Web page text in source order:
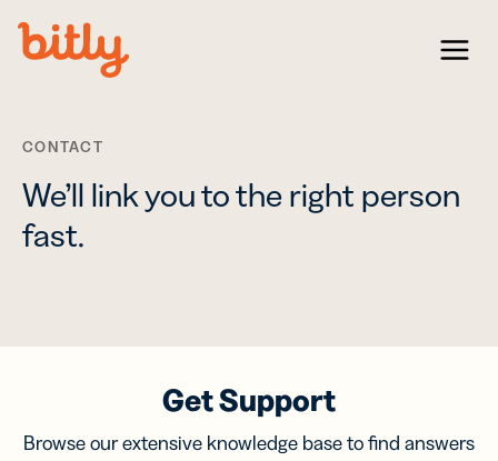
Menu
CONTACT
We’ll link you to the right person
fast.
Get Support
Browse our extensive knowledge base to find answers